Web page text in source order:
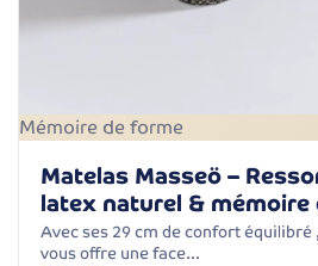
Mémoire de forme
Matelas Masseö –
latex naturel & mémoire
Avec ses 29 cm de confort équilibré
vous offre une face…